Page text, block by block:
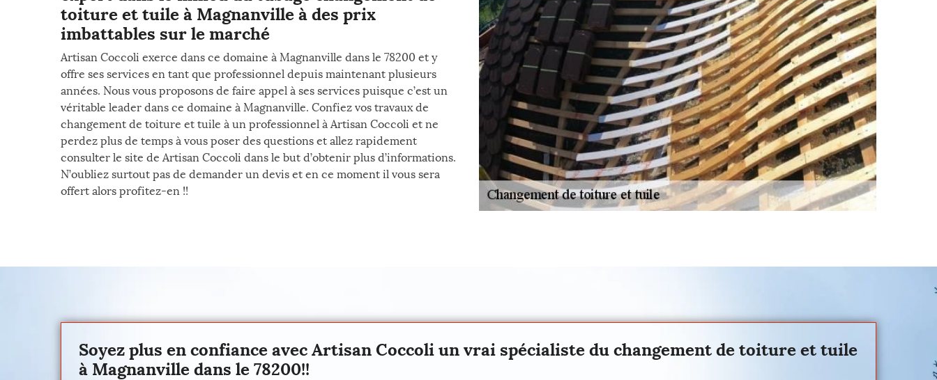
toiture et tuile à Magnanville à des prix
imbattables sur le marché
Artisan Coccoli exerce dans ce domaine à Magnanville dans le 78200 et y
offre ses services en tant que professionnel depuis maintenant plusieurs
années. Nous vous proposons de faire appel à ses services puisque c’est un
véritable leader dans ce domaine à Magnanville. Confiez vos travaux de
changement de toiture et tuile à un professionnel à Artisan Coccoli et ne
perdez plus de temps à vous poser des questions et allez rapidement
consulter le site de Artisan Coccoli dans le but d’obtenir plus d’informations.
N’oubliez surtout pas de demander un devis et en ce moment il vous sera
offert alors profitez-en !!
Soyez plus en confiance avec Artisan Coccoli un vrai spécialiste du changement de toiture et tuile
à Magnanville dans le 78200!!